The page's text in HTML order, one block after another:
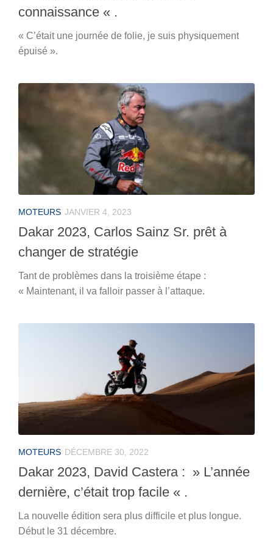
connaissance « .
« C’était une journée de folie, je suis physiquement
épuisé ».
MOTEURS JANVIER 4, 2023
Dakar 2023, Carlos Sainz Sr. prêt à
changer de stratégie
Tant de problèmes dans la troisième étape :
« Maintenant, il va falloir passer à l’attaque.
MOTEURS DÉCEMBRE 30, 2022
Dakar 2023, David Castera : » L’année
dernière, c’était trop facile « .
La nouvelle édition sera plus difficile et plus longue.
Début le 31 décembre.